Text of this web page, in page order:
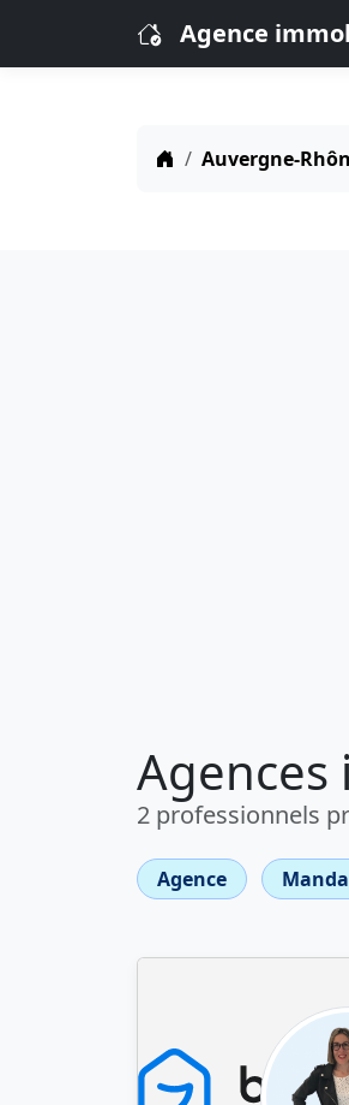
Agence
Auvergne-
2 professionnels
Agence